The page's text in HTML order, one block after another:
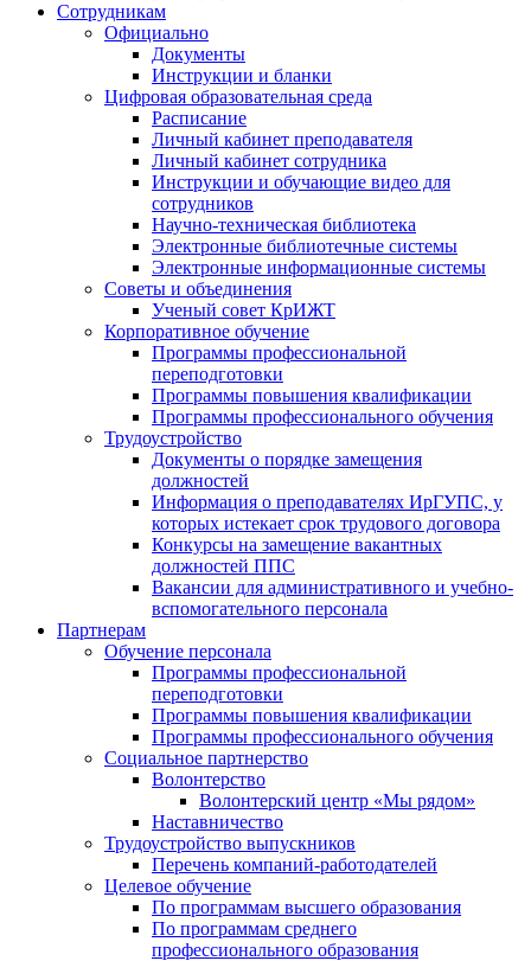
Сотрудникам
Официально
Документы
Инструкции и бланки
Цифровая образовательная среда
Расписание
Личный кабинет преподавателя
Личный кабинет сотрудника
Инструкции и обучающие видео для
сотрудников
Научно-техническая библиотека
Электронные библиотечные системы
Электронные информационные системы
Советы и объединения
Ученый совет КрИЖТ
Корпоративное обучение
Программы профессиональной
переподготовки
Программы повышения квалификации
Программы профессионального обучения
Трудоустройство
Документы о порядке замещения
должностей
Информация о преподавателях ИрГУПС, у
которых истекает срок трудового договора
Конкурсы на замещение вакантных
должностей ППС
Вакансии для административного и учебно-
вспомогательного персонала
Партнерам
Обучение персонала
Программы профессиональной
переподготовки
Программы повышения квалификации
Программы профессионального обучения
Социальное партнерство
Волонтерство
Волонтерский центр «Мы рядом»
Наставничество
Трудоустройство выпускников
Перечень компаний-работодателей
Целевое обучение
По программам высшего образования
По программам среднего
профессионального образования